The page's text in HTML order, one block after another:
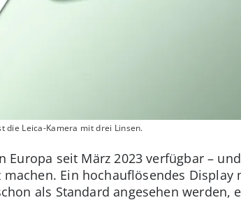
die Leica-Kamera mit drei Linsen.
Europa seit März 2023 verfügbar –
machen. Ein hochauflösendes
als Standard angesehen werden,